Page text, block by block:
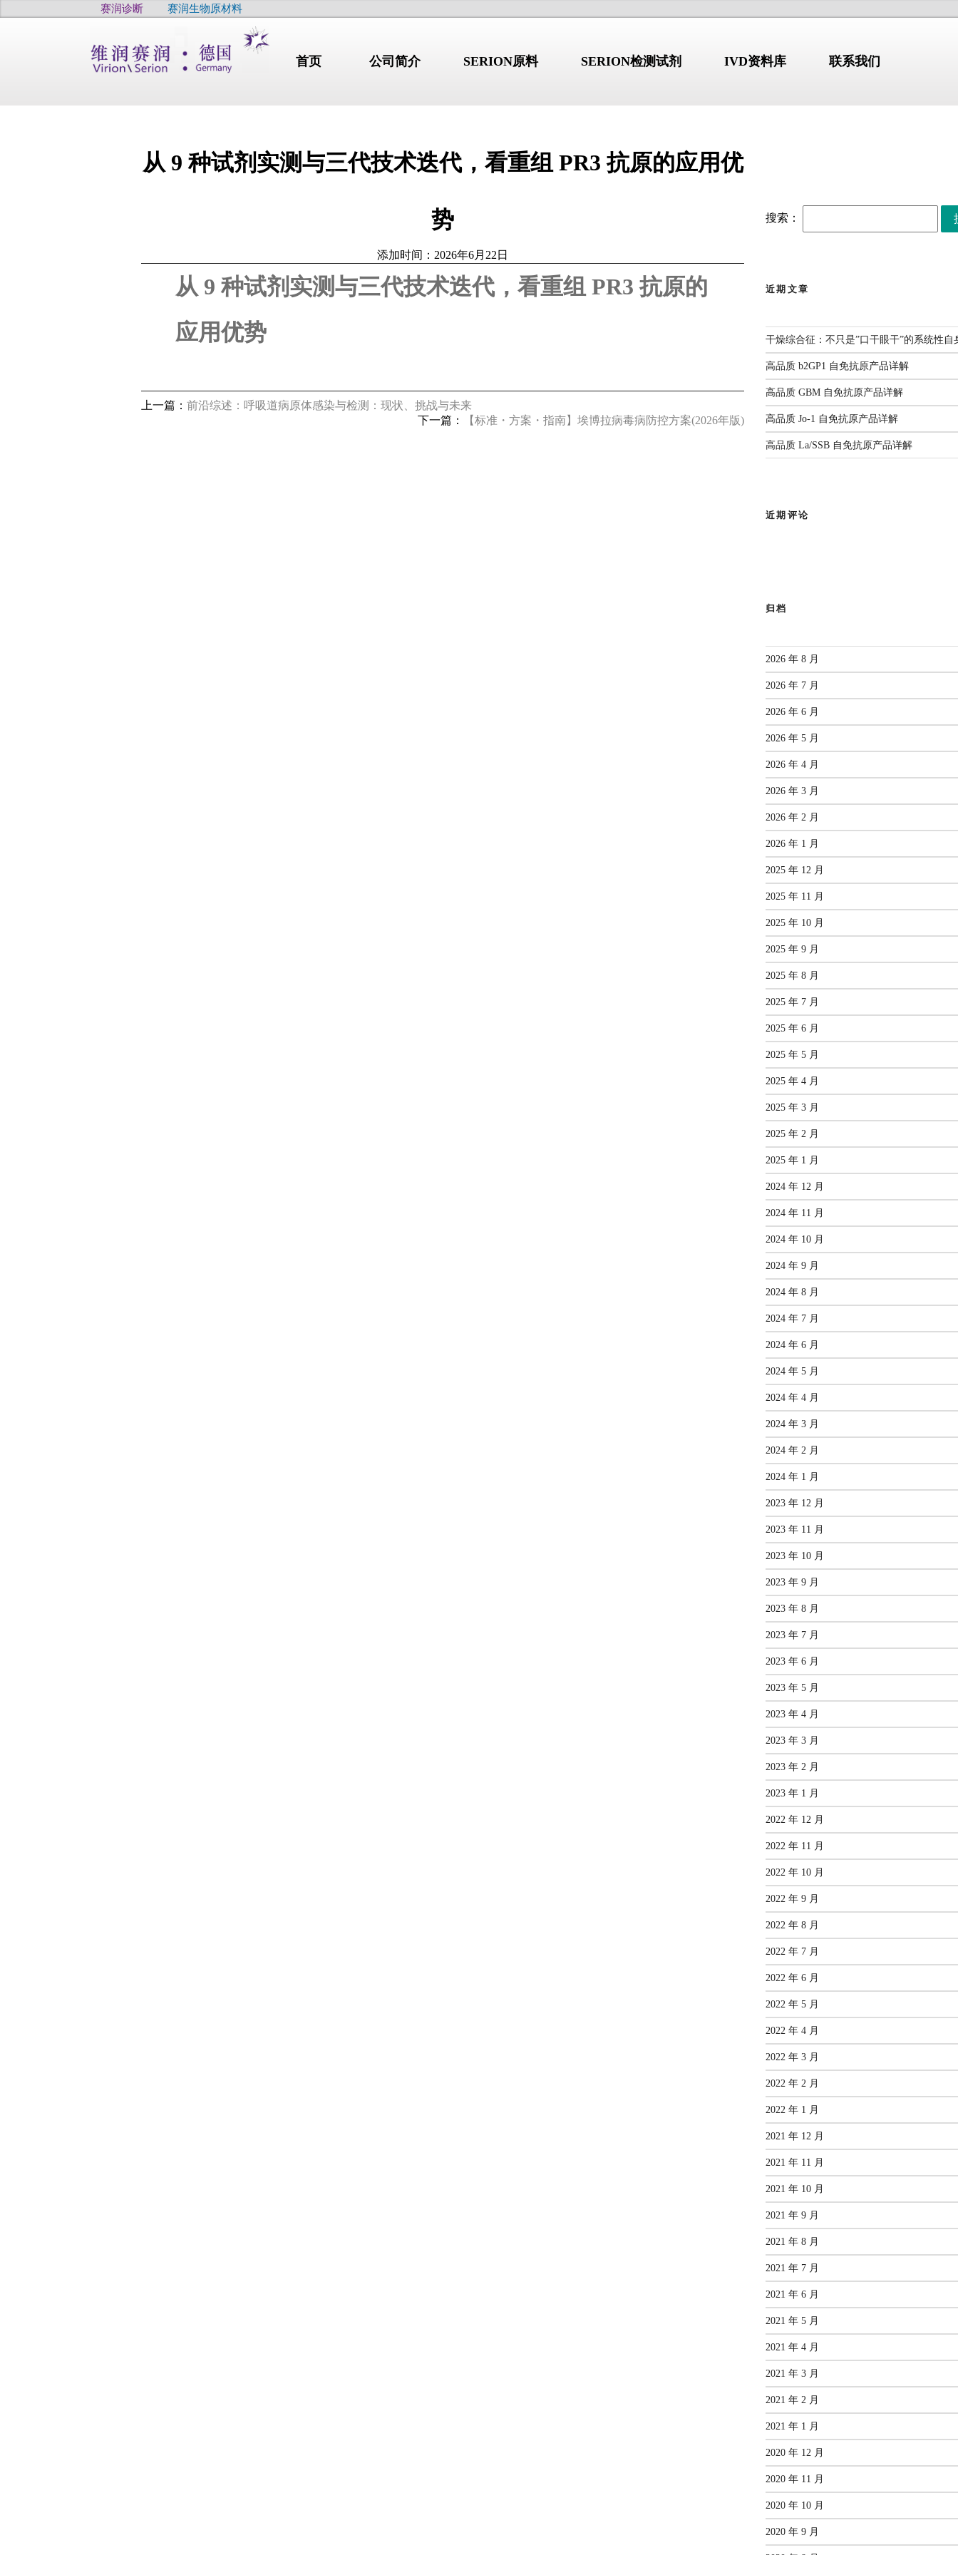
赛润诊断 赛润生物原材料
首页 公司简介
德国维润赛润 (Institut Virion\Serion GmbH) 始于1978年，
DIN EN ISO 13485认证及P3生物安全实验室。四十余载匠心耕
耘，我们在天然抗原、重组抗原、人源化单抗等领域构建了丰富
维润赛润生物技术（深圳）有限公司作为亚太区枢纽，
全面承载Virion\Serion的品牌使命，为客户提供专业的市场推
SERION原料 SERION检测试剂 IVD资料库
行业动态 /NEWS
干眼干”的系统性自身免
疫病
2026.08.03
高品质 b2GP1 自免抗原产品详解
高品质 GBM 自免抗原产品详解
行业新闻 /INDUSTRY
高品质 b2GP1 自免抗原产品详解
高品质 GBM 自免抗原产品详解
标准-指南-共识
【标准・方案・指南】布
（2026）
2026.07.10
【标准・方案・指南】检
项指南征求意见稿
监测年度报告（2025）
国家疾控发布：传染病信息报告
管理规范（2026年版）
前沿综述：呼吸道病原体
感染与检测：现状、挑战
与未来
2026.06.22
查看全部共识
联系我们
从 9 种试剂实测与三代技术迭代，看重组 PR3 抗原的应用优
势
添加时间：2026年6月22日
从 9 种试剂实测与三代技术迭代，看重组 PR3 抗原的
应用优势
上一篇： 前沿综述：呼吸道病原体感染与检测：现状、挑战与未来
下一篇：
【标准・方案・指南】埃博拉病毒病防控方案(2026年版)
搜索：
近期文章
干燥综合征：不只是”口干眼干”的系统性自
高品质 b2GP1 自免抗原产品详解
高品质 GBM 自免抗原产品详解
高品质 Jo-1 自免抗原产品详解
高品质 La/SSB 自免抗原产品详解
近期评论
归档
2026 年 8 月
2026 年 7 月
2026 年 6 月
2026 年 5 月
2026 年 4 月
2026 年 3 月
2026 年 2 月
2026 年 1 月
2025 年 12 月
2025 年 11 月
2025 年 10 月
2025 年 9 月
2025 年 8 月
2025 年 7 月
2025 年 6 月
2025 年 5 月
2025 年 4 月
2025 年 3 月
2025 年 2 月
2025 年 1 月
2024 年 12 月
2024 年 11 月
2024 年 10 月
2024 年 9 月
2024 年 8 月
2024 年 7 月
2024 年 6 月
2024 年 5 月
2024 年 4 月
2024 年 3 月
2024 年 2 月
2024 年 1 月
2023 年 12 月
2023 年 11 月
2023 年 10 月
2023 年 9 月
2023 年 8 月
2023 年 7 月
2023 年 6 月
2023 年 5 月
2023 年 4 月
2023 年 3 月
2023 年 2 月
2023 年 1 月
2022 年 12 月
2022 年 11 月
2022 年 10 月
2022 年 9 月
2022 年 8 月
2022 年 7 月
2022 年 6 月
2022 年 5 月
2022 年 4 月
2022 年 3 月
2022 年 2 月
2022 年 1 月
2021 年 12 月
2021 年 11 月
2021 年 10 月
2021 年 9 月
2021 年 8 月
2021 年 7 月
2021 年 6 月
2021 年 5 月
2021 年 4 月
2021 年 3 月
2021 年 2 月
2021 年 1 月
2020 年 12 月
2020 年 11 月
2020 年 10 月
2020 年 9 月